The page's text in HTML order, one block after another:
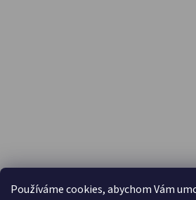
Používáme cookies, abychom Vám
PŘIJÍMÁME ONLINE